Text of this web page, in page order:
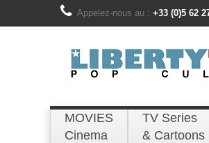
Appelez-nous au : +33 (0)5 62
MOVIES
Cinema
TV Series
& Cartoons